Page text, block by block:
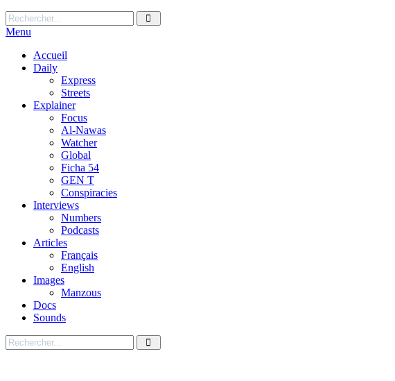
Menu
Accueil
Daily
Express
Streets
Explainer
Focus
Al-Nawas
Watcher
Global
Ficha 54
GEN T
Conspiracies
Interviews
Numbers
Podcasts
Articles
Français
English
Images
Manzous
Docs
Sounds